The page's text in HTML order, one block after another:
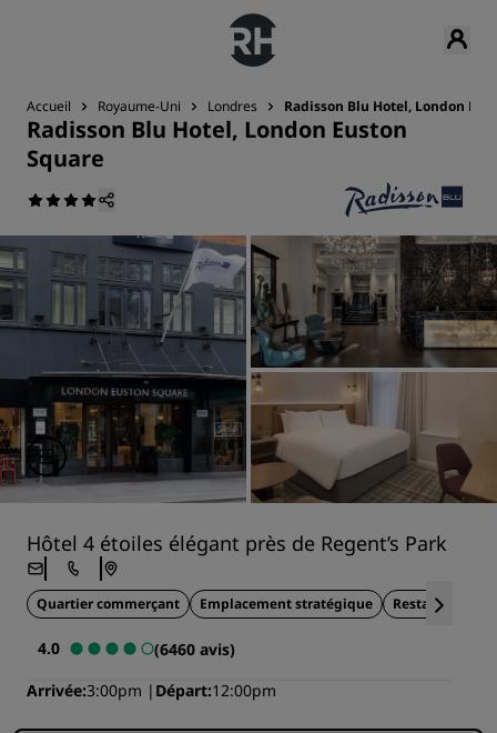
Accueil Royaume-Uni Londres Radisson Blu Hotel, London
Radisson Blu Hotel, London Euston
Square
Hôtel 4 étoiles élégant près de Regent’s Park
Quartier commerçant Emplacement stratégique Restauration
4.0
(6460 avis)
Arrivée 3:00pm Départ 12:00pm